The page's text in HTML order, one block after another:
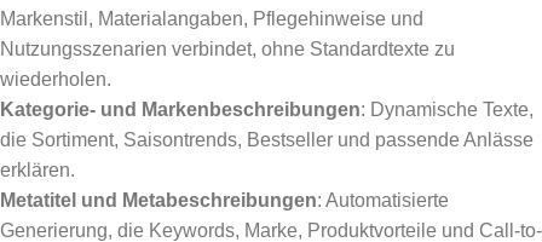
Markenstil, Materialangaben, Pflegehinweise und
Nutzungsszenarien verbindet, ohne Standardtexte zu
wiederholen.
Kategorie- und Markenbeschreibungen: Dynamische Texte,
die Sortiment, Saisontrends, Bestseller und passende Anlässe
erklären.
Metatitel und Metabeschreibungen: Automatisierte
Generierung, die Keywords, Marke, Produktvorteile und Call-to-